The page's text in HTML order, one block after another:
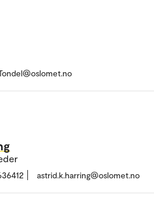
astrid.k.harring@oslomet.no